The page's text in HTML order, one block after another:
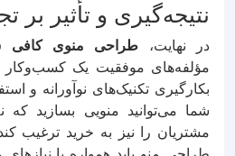
نتیجه‌گیری و تأثیر بر
در نهایت، طراحی منوی کافی
مؤلفه‌های موفقیت یک کسب‌وکار
بکارگیری تکنیک‌های نوآورانه و
شما می‌توانید منویی بسازید که
مشتریان را نیز به خرید ترغیب